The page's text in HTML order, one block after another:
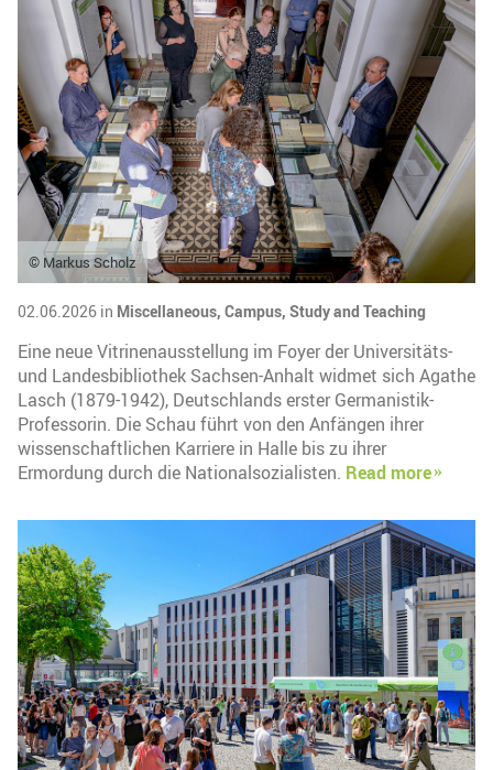
© Markus Scholz
02.06.2026 in Miscellaneous, Campus, Study and Teaching
Eine neue Vitrinenausstellung im Foyer der Universitäts-
und Landesbibliothek Sachsen-Anhalt widmet sich Agathe
Lasch (1879-1942), Deutschlands erster Germanistik-
Professorin. Die Schau führt von den Anfängen ihrer
wissenschaftlichen Karriere in Halle bis zu ihrer
Ermordung durch die Nationalsozialisten. Read more